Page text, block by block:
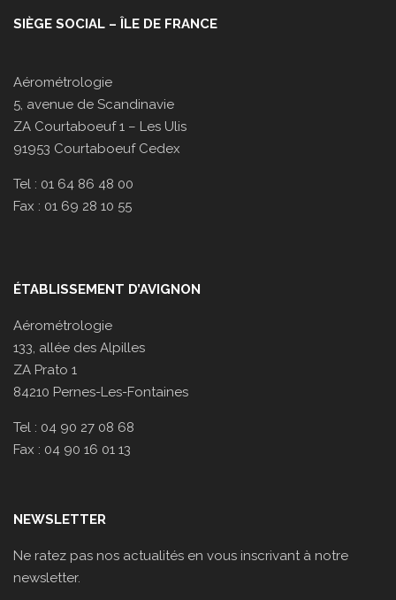
SIÈGE SOCIAL – ÎLE DE FRANCE
Aérométrologie
5, avenue de Scandinavie
ZA Courtaboeuf 1 – Les Ulis
91953 Courtaboeuf Cedex
Tel : 01 64 86 48 00
Fax : 01 69 28 10 55
ÉTABLISSEMENT D’AVIGNON
Aérométrologie
133, allée des Alpilles
ZA Prato 1
84210 Pernes-Les-Fontaines
Tel : 04 90 27 08 68
Fax : 04 90 16 01 13
NEWSLETTER
Ne ratez pas nos actualités en vous inscrivant à notre
newsletter.